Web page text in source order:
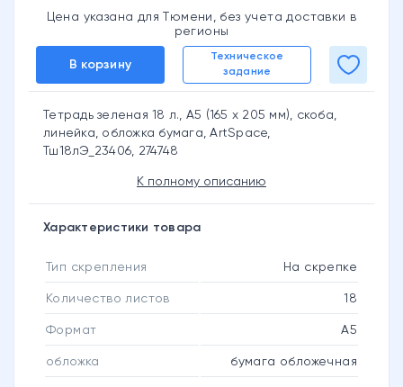
Цена указана для Тюмени, без учета доставки в
регионы
В корзину
Техническое
задание
Тетрадь зеленая 18 л., А5 (165 х 205 мм), скоба,
линейка, обложка бумага, ArtSpace,
Тш18лЭ_23406, 274748
К полному описанию
Характеристики товара
Тип скрепления На скрепке
Количество листов 18
Формат А5
обложка бумага обложечная